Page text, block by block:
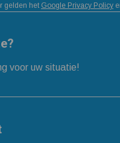
gelden het Google Privacy Policy
voor uw situatie!